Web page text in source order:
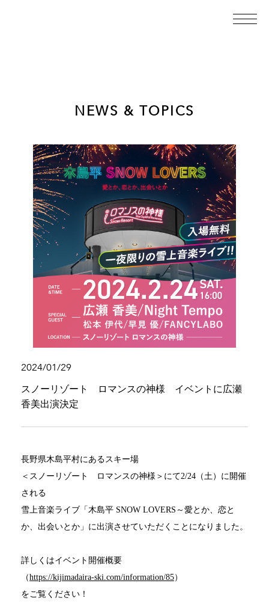
NEWS & TOPICS
2024/01/29
スノーリゾート ロマンスの神様 イベントに広瀬
香美出演決定
長野県木島平村にあるスキー場
＜スノーリゾート ロマンスの神様＞にて2/24（土）に開催
される
雪上音楽ライブ「木島平 SNOW LOVERS～愛とか、恋と
か、出会いとか」に出演させていただくことになりました。
詳しくはイベント開催概要
（https://kijimadaira-ski.com/information/85）
をご覧ください！